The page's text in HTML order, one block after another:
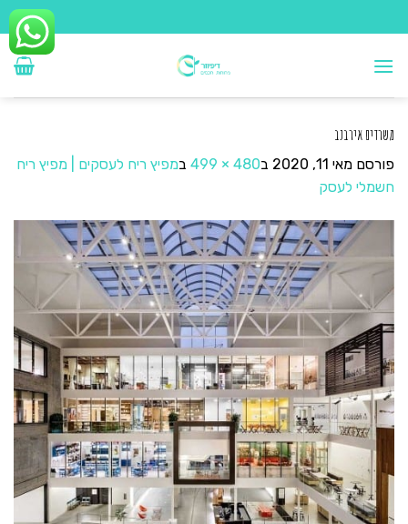
to
content
משרדים אירבנב
פורסם מאי 11, 2020 ב480 × 499 במפיץ ריח לעסקים | מפיץ ריח
חשמלי לעסק